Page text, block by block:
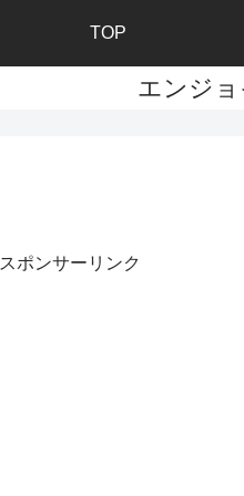
エンジ
TOP
スポンサーリンク